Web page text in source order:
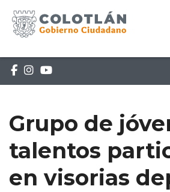
Grupo de
talentos
en visorias